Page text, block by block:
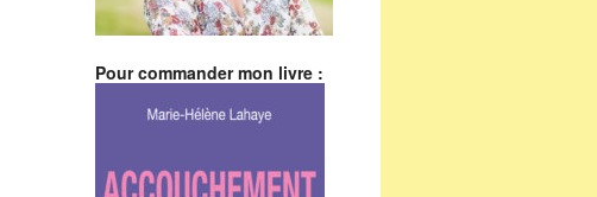
Pour commander mon livre :